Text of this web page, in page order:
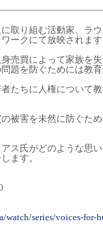
取り組む活動家、ラ
ークにて放映されます
売買によって家族を
題を防ぐためには教
たちに人権について
被害を未然に防ぐた
ス氏がどのような思
ます。
watch/series/voices-for-